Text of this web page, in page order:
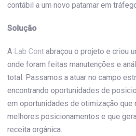
contábil a um novo patamar em
Solução
A Lab Cont abraçou o projeto e criou
onde foram feitas manutenções e
total. Passamos a atuar no campo
encontrando oportunidades de
em oportunidades de otimização que
melhores posicionamentos e que
receita orgânica.